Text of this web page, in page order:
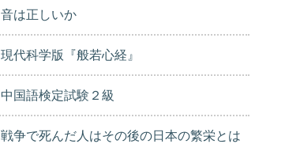
音は正しいか
現代科学版『般若心経』
中国語検定試験２級
戦争で死んだ人はその後の日本の繁栄とは